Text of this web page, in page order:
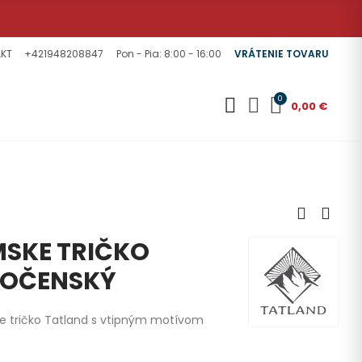
+421948208847 Pon - Pia: 8:00 - 16:00 VRÁTENIE TOVARU
0 0,00 €
TRIČKO
tričko Tatland s vtipným motívom